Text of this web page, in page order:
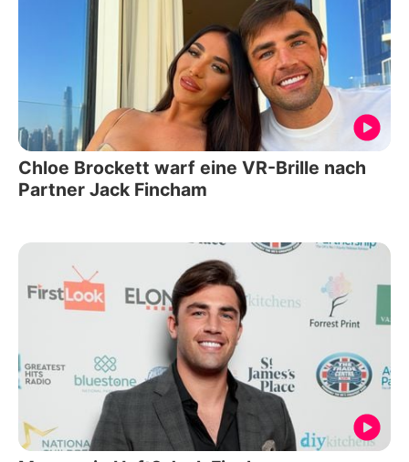
Chloe Brockett warf eine VR-Brille nach
Partner Jack Fincham